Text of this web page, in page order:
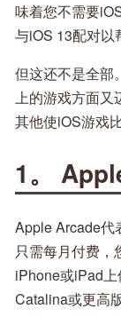
味着您不需要
与iOS 13配对以
但这还不是全部
上的游戏方面又
其他使iOS游戏
1。
Apple Arcade代
只需每月付费，
iPhone或iPad
Catalina或更高